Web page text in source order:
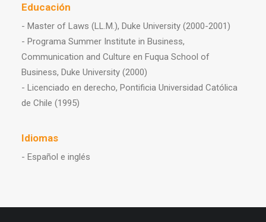
Educación
- Master of Laws (LL.M.), Duke University (2000-2001)
- Programa Summer Institute in Business,
Communication and Culture en Fuqua School of
Business, Duke University (2000)
- Licenciado en derecho, Pontificia Universidad Católica
de Chile (1995)
Idiomas
- Español e inglés